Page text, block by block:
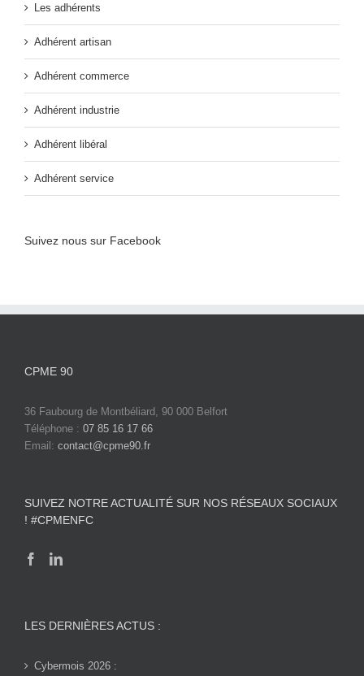
Les adhérents
Adhérent artisan
Adhérent commerce
Adhérent industrie
Adhérent libéral
Adhérent service
Suivez nous sur Facebook
CPME 90
36 Faubourg de Montbéliard, 90 000 Belfort
Téléphone : 07 85 16 17 66
Email: contact@cpme90.fr
SUIVEZ NOTRE ACTUALITÉ SUR NOS RÉSEAUX SOCIAUX
! #CPMENFC
LES DERNIÈRES ACTUS :
Cybermois 2026 :